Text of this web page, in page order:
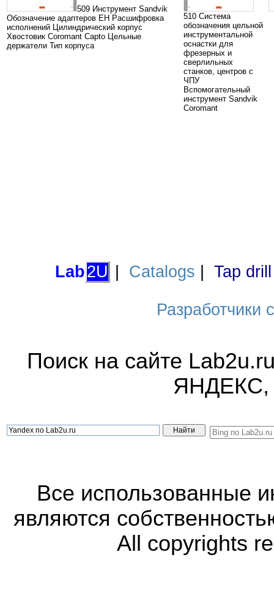
509 Инструмент Sandvik
Обозначение адаптеров EH Расшифровка
исполнений Цилиндрический корпус
Хвостовик Coromant Capto Цельные
держатели Тип корпуса
510 Система
обозначения цельной
инструментальной
оснастки для
фрезерных и
сверлильных
станков, центров с
ЧПУ
Вспомогательный
инструмент Sandvik
Coromant
Lab2U Catalogs Tap
Разработчики
Поиск на сайте
ЯНДЕКС,
Все использованные
являются
All copyrights